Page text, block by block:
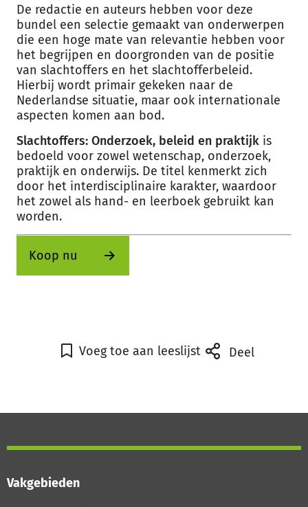
De redactie en auteurs hebben voor deze
bundel een selectie gemaakt van onderwerpen
die een hoge mate van relevantie hebben voor
het begrijpen en doorgronden van de positie
van slachtoffers en het slachtofferbeleid.
Hierbij wordt primair gekeken naar de
Nederlandse situatie, maar ook internationale
aspecten komen aan bod.
Slachtoffers: Onderzoek, beleid en praktijk is
bedoeld voor zowel wetenschap, onderzoek,
praktijk en onderwijs. De titel kenmerkt zich
door het interdisciplinaire karakter, waardoor
het zowel als hand- en leerboek gebruikt kan
worden.
Koop nu
Voeg toe aan leeslijst Deel
Vakgebieden